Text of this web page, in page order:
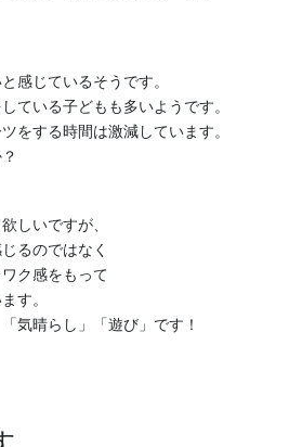
感じているそうです。
ている子どもも多いようです。
をする時間は激減しています。
しいですが、
るのではなく
ク感をもって
す。
気晴らし」「遊び」です！